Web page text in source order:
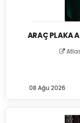
ARAÇ PLAKA
08 Ağu 2026